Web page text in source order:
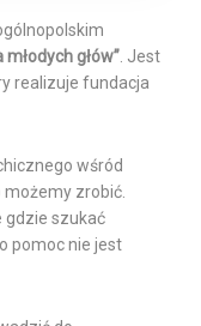
młodych głów” . Jest
realizuje fundacja
wśród
możemy zrobić.
gdzie szukać
pomoc nie jest